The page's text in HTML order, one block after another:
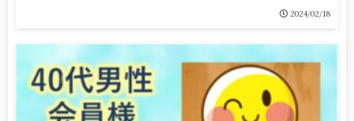
2024/02/18